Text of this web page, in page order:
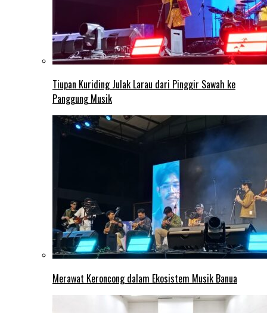
Tiupan Kuriding Julak Larau dari Pinggir Sawah ke
Panggung Musik
Merawat Keroncong dalam Ekosistem Musik Banua